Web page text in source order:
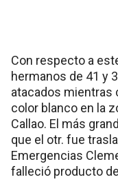
Con respecto a
hermanos de 41 y
atacados mientras
color blanco en la
Callao. El más
que el otr. fue
Emergencias
falleció producto